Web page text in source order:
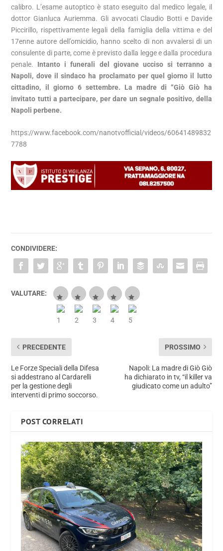
calibro. L’esame autoptico è stato eseguito dal medico legale, il
dottor Gianluca Auriemma. Gli avvocati Claudio Botti e Davide
Piccirillo, rispettivamente legali della famiglia della vittima e del
17enne autore dell’omicidio, hanno scelto di non avvalersi di un
consulente di parte, come è previsto dalla legge e dalla procedura
penale. Intanto i funerali del giovane ucciso si terranno a
Napoli, dove il sindaco ha proclamato per quel giorno il lutto
cittadino, il giorno 6 settembre. La madre di “Giò Giò ha
invitato tutti a partecipare, per dare un segnale positivo, della
Napoli perbene.
https://www.facebook.com/nanotvofficial/videos/60641489832
7788
CONDIVIDERE:
VALUTARE:
PRECEDENTE
Le Forze Speciali della Difesa
si addestrano al Cardarelli
per la gestione degli
interventi di primo soccorso.
PROSSIMO
Napoli: La madre di Giò Giò
ha dichiarato in tv, “il killer va
giudicato come un adulto”
POST CORRELATI